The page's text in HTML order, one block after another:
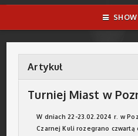
Artykuł
Turniej Miast w
W dniach 22-23.02.2024 r. w
Czarnej Kuli rozegrano czwartą